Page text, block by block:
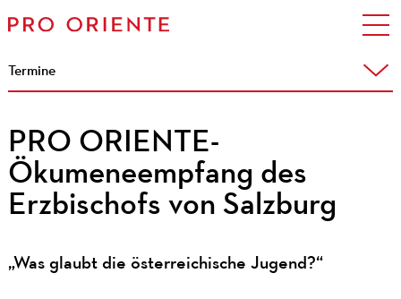
Termine
PRO ORIENTE-
Ökumeneempfang des
Erzbischofs von Salzburg
„Was glaubt die österreichische Jugend?“